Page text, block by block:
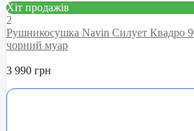
Хіт продажів
2
Рушникосушка Navin Силует Квадро
чорний муар
3 990 грн